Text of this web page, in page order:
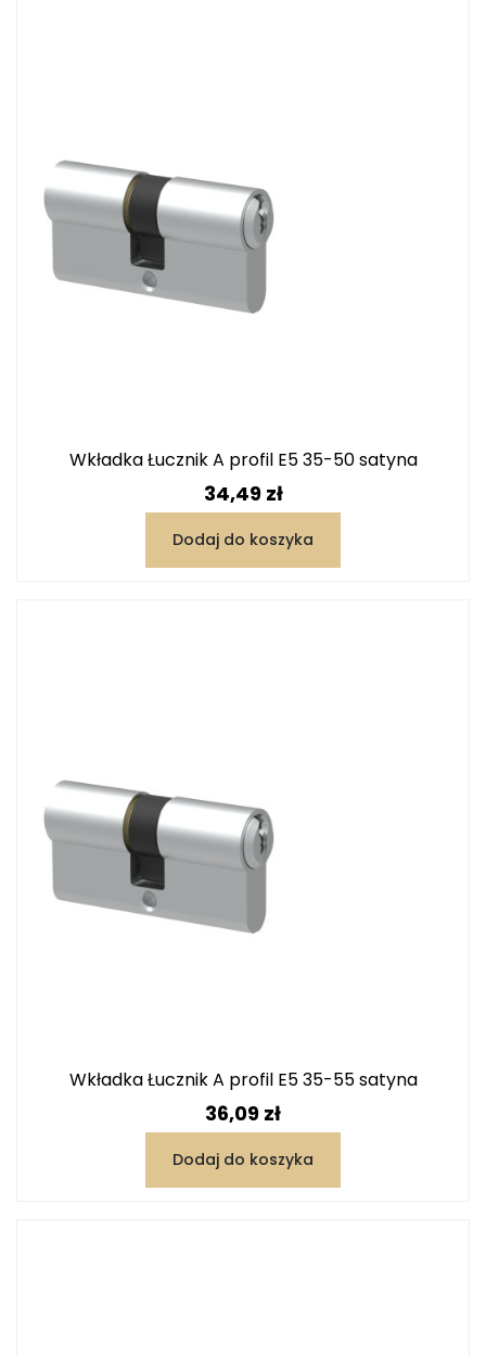
Wkładka Łucznik A profil E5 35-50 satyna
Cena
34,49 zł
Dodaj do koszyka
Wkładka Łucznik A profil E5 35-55 satyna
Cena
36,09 zł
Dodaj do koszyka